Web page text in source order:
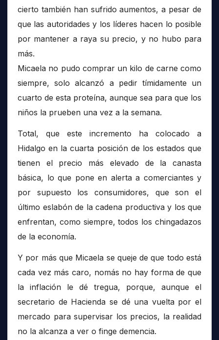
cierto también han sufrido aumentos, a pesar de
que las autoridades y los líderes hacen lo posible
por mantener a raya su precio, y no hubo para
más.
Micaela no pudo comprar un kilo de carne como
siempre, solo alcanzó a pedir tímidamente un
cuarto de esta proteína, aunque sea para que los
niños la prueben una vez a la semana.
Total, que este incremento ha colocado a
Hidalgo en la cuarta posición de los estados que
tienen el precio más elevado de la canasta
básica, lo que pone en alerta a comerciantes y
por supuesto los consumidores, que son el
último eslabón de la cadena productiva y los que
enfrentan, como siempre, todos los chingadazos
de la economía.
Y por más que Micaela se queje de que todo está
cada vez más caro, nomás no hay forma de que
la inflación le dé tregua, porque, aunque el
secretario de Hacienda se dé una vuelta por el
mercado para supervisar los precios, la realidad
no la alcanza a ver o finge demencia.